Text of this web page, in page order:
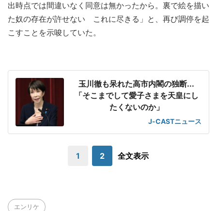
出時点では間違いなく同意は無かったから。裏で絵を描い
た奴の存在が許せない これに尽きる」と、再び調停を起
こすことを示唆していた。
玉川徹も呆れた高市内閣の独断...
「そこまでして愛子さまを天皇にし
たくないのか」
J-CASTニュース
1 2 全文表示
エンリケ